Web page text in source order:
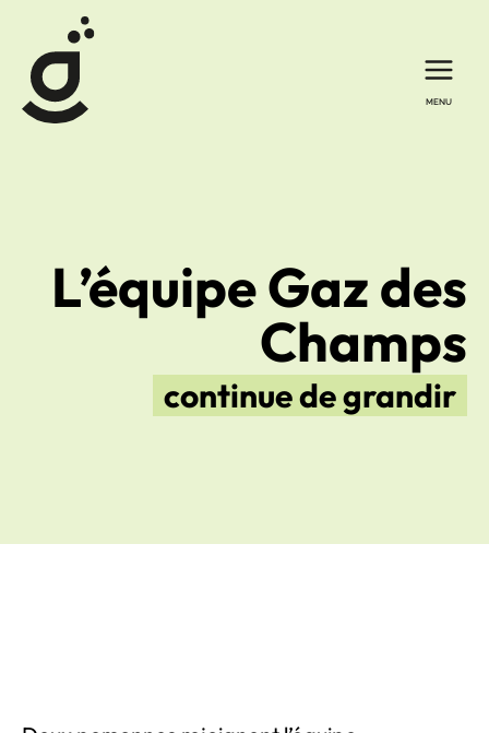
contenu
L’équipe Gaz des
Champs
continue de grandir